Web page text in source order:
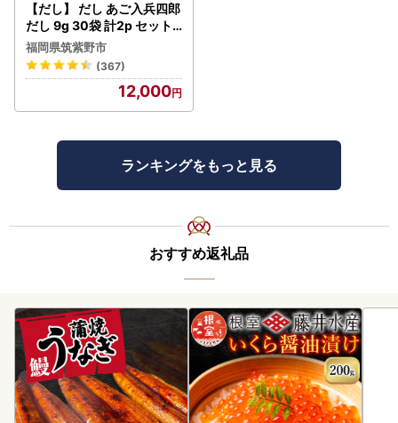
【だし】 だし あご入兵四郎
だし 9g 30袋 計2p セット
21760217
福岡県筑紫野市
(367)
12,000
ランキングをもっと見る
おすすめ返礼品